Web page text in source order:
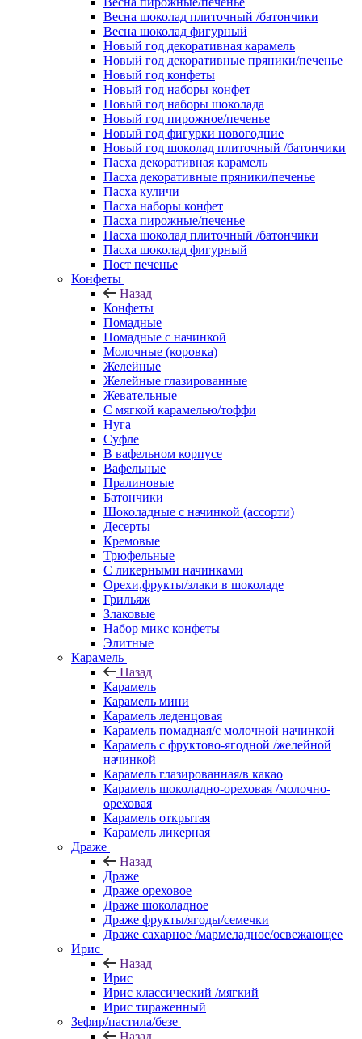
Весна шоколад плиточный /батончики
Весна шоколад фигурный
Новый год декоративная карамель
Новый год декоративные пряники/печенье
Новый год конфеты
Новый год наборы конфет
Новый год наборы шоколада
Новый год пирожное/печенье
Новый год фигурки новогодние
Новый год шоколад плиточный /батончики
Пасха декоративная карамель
Пасха декоративные пряники/печенье
Пасха куличи
Пасха наборы конфет
Пасха пирожные/печенье
Пасха шоколад плиточный /батончики
Пасха шоколад фигурный
Пост печенье
Конфеты
Назад
Конфеты
Помадные
Помадные с начинкой
Молочные (коровка)
Желейные
Желейные глазированные
Жевательные
С мягкой карамелью/тоффи
Нуга
Суфле
В вафельном корпусе
Вафельные
Пралиновые
Батончики
Шоколадные с начинкой (ассорти)
Десерты
Кремовые
Трюфельные
С ликерными начинками
Орехи,фрукты/злаки в шоколаде
Грильяж
Злаковые
Набор микс конфеты
Элитные
Карамель
Назад
Карамель
Карамель мини
Карамель леденцовая
Карамель помадная/с молочной начинкой
Карамель с фруктово-ягодной /желейной
начинкой
Карамель глазированная/в какао
Карамель шоколадно-ореховая /молочно-
ореховая
Карамель открытая
Карамель ликерная
Драже
Назад
Драже
Драже ореховое
Драже шоколадное
Драже фрукты/ягоды/семечки
Драже сахарное /мармеладное/освежающее
Ирис
Назад
Ирис
Ирис классический /мягкий
Ирис тираженный
Зефир/пастила/безе
Назад